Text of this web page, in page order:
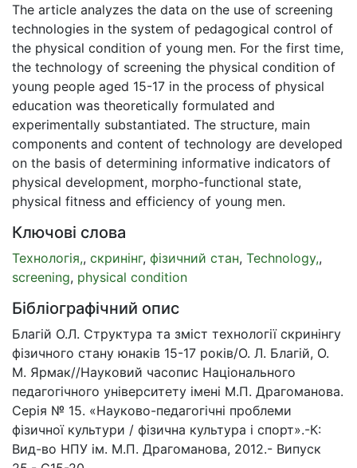
The article analyzes the data on the use of screening
technologies in the system of pedagogical control of
the physical condition of young men. For the first time,
the technology of screening the physical condition of
young people aged 15-17 in the process of physical
education was theoretically formulated and
experimentally substantiated. The structure, main
components and content of technology are developed
on the basis of determining informative indicators of
physical development, morpho-functional state,
physical fitness and efficiency of young men.
Ключові слова
Технологія,, скринінг, фізичний стан, Technology,,
screening, physical condition
Бібліографічний опис
Благій О.Л. Структура та зміст технології скринінгу
фізичного стану юнаків 15-17 років/О. Л. Благій, О.
М. Ярмак//Науковий часопис Національного
педагогічного університету імені М.П. Драгоманова.
Серія № 15. «Науково-педагогічні проблеми
фізичної культури / фізична культура і спорт».-К:
Вид-во НПУ ім. М.П. Драгоманова, 2012.- Випуск